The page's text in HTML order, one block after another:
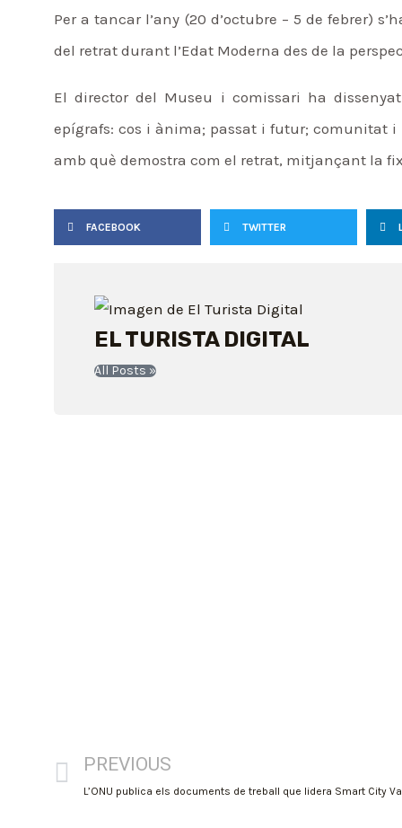
Per a tancar l’any (20 d’octubre – 5 de febrer)
del retrat durant l’Edat Moderna des de la
El director del Museu i comissari ha
epígrafs: cos i ànima; passat i futur; comunitat
amb què demostra com el retrat, mitjançant la
FACEBOOK TWITTER
EL TURISTA DIGITAL
All Posts »
PREVIOUS